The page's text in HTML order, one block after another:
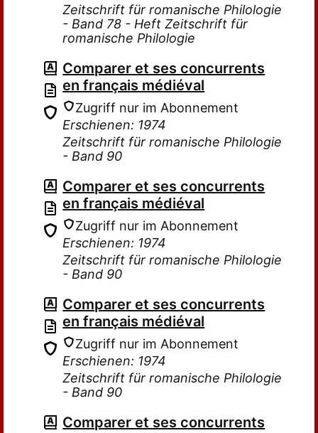
Zeitschrift für romanische Philologie
- Band 78 - Heft Zeitschrift für
romanische Philologie
Comparer et ses concurrents
en français médiéval
Zugriff nur im Abonnement
Erschienen: 1974
Zeitschrift für romanische Philologie
- Band 90
Comparer et ses concurrents
en français médiéval
Zugriff nur im Abonnement
Erschienen: 1974
Zeitschrift für romanische Philologie
- Band 90
Comparer et ses concurrents
en français médiéval
Zugriff nur im Abonnement
Erschienen: 1974
Zeitschrift für romanische Philologie
- Band 90
Comparer et ses concurrents